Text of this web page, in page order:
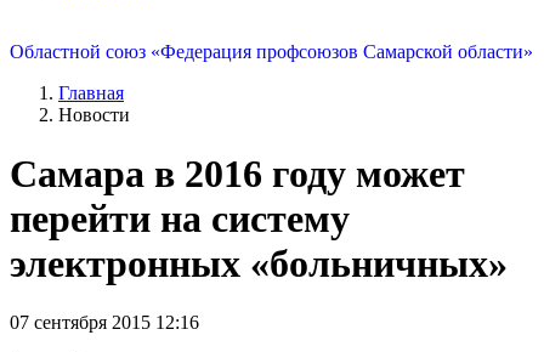
Областной союз «Федерация профсоюзов Самарской области»
Главная
Новости
Самара в 2016 году может
перейти на систему
электронных «больничных»
07 сентября 2015 12:16